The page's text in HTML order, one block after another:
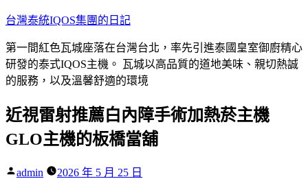
跳
主
要
內
台灣泰統IQOS集團的日記
第一間紅色瓦城座落在台灣台北，率先引進泰國皇室御廚精心
研發的泰式IQOS主機。 瓦城以高品質的道地美味、親切熱誠
的服務，以及溫馨舒適的環境
近視雷射推薦白內障手術加熱菸主機
GLO主機的板橋當舖
作
admin 2026 年 5 月 25 日